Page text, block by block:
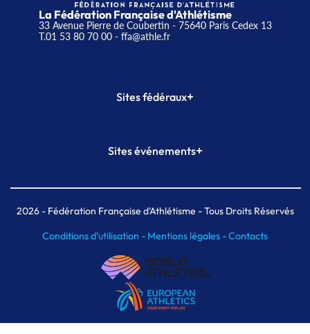
La Fédération Française d'Athlétisme
33 Avenue Pierre de Coubertin - 75640 Paris Cedex 13
T.01 53 80 70 00- ffa@athle.fr
Sites fédéraux+
Plateforme Formation
Sites événements+
Meeting de Paris indoor
MAIF Ekiden de Paris
2026- Fédération Française d'Athlétisme - Tous Droits Réservés
Conditions d'utilisation - Mentions légales -Contacts